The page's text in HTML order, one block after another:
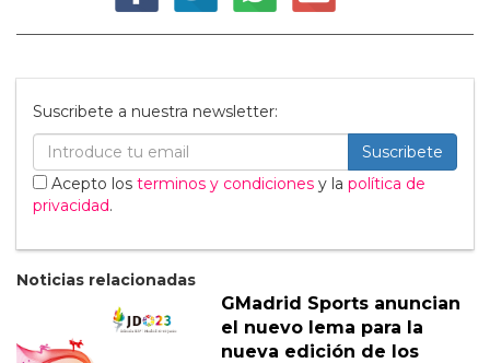
Suscribete a nuestra newsletter:
Suscribete
Acepto los terminos y condiciones y la política de
privacidad.
Noticias relacionadas
GMadrid Sports anuncian
el nuevo lema para la
nueva edición de los